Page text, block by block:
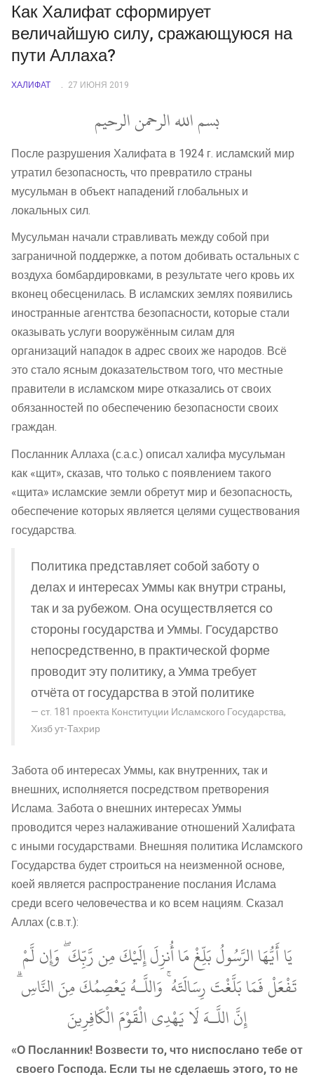
Как Халифат сформирует
величайшую силу, сражающуюся на
пути Аллаха?
ХАЛИФАТ 27 ИЮНЯ 2019
بسم الله الرحمن الرحيم
После разрушения Халифата в 1924 г. исламский мир
утратил безопасность, что превратило страны
мусульман в объект нападений глобальных и
локальных сил.
Мусульман начали стравливать между собой при
заграничной поддержке, а потом добивать остальных с
воздуха бомбардировками, в результате чего кровь их
вконец обесценилась. В исламских землях появились
иностранные агентства безопасности, которые стали
оказывать услуги вооружённым силам для
организаций нападок в адрес своих же народов. Всё
это стало ясным доказательством того, что местные
правители в исламском мире отказались от своих
обязанностей по обеспечению безопасности своих
граждан.
Посланник Аллаха (с.а.с.) описал халифа мусульман
как «щит», сказав, что только с появлением такого
«щита» исламские земли обретут мир и безопасность,
обеспечение которых является целями существования
государства.
Политика представляет собой заботу о
делах и интересах Уммы как внутри страны,
так и за рубежом. Она осуществляется со
стороны государства и Уммы. Государство
непосредственно, в практической форме
проводит эту политику, а Умма требует
отчёта от государства в этой политике
ст. 181 проекта Конституции Исламского Государства,
Хизб ут-Тахрир
Забота об интересах Уммы, как внутренних, так и
внешних, исполняется посредством претворения
Ислама. Забота о внешних интересах Уммы
проводится через налаживание отношений Халифата
с иными государствами. Внешняя политика Исламского
Государства будет строиться на неизменной основе,
коей является распространение послания Ислама
среди всего человечества и ко всем нациям. Сказал
Аллах (с.в.т.):
يَا أَيُّهَا الرَّسُولُ بَلِّغْ مَا أُنزِلَ إِلَيْكَ مِن رَّبِّكَ ۖ وَإِن لَّمْ
تَفْعَلْ فَمَا بَلَّغْتَ رِسَالَتَهُ ۚ وَاللَّـهُ يَعْصِمُكَ مِنَ النَّاسِ ۗ
إِنَّ اللَّـهَ لَا يَهْدِي الْقَوْمَ الْكَافِرِينَ
«О Посланник! Возвести то, что ниспослано тебе от
своего Господа. Если ты не сделаешь этого, то не